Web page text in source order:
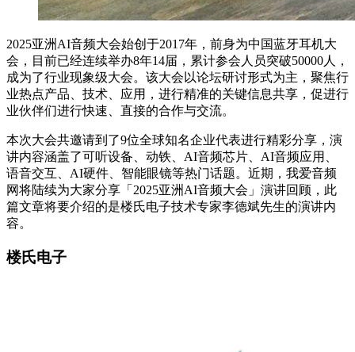
2025亚洲AI音频大会始创于2017年，前身为中国蓝牙耳机大
会，目前已经连续举办8年14届，累计参会人员突破50000人，
成为了行业现象级大会。该大会以论坛研讨形式为主，聚焦行
业热点产品、技术、应用，进行精准的关键信息共享，促进行
业伙伴们进行快速、直接的合作与交流。
本次大会共邀请到了9位全球知名企业代表进行精彩分享，演
讲内容涵盖了可听设备、动铁、AI音频芯片、AI音频应用、
语音交互、AI硬件、智能眼镜等热门话题。近期，我爱音频
网将陆续为大家分享「2025亚洲AI音频大会」演讲回顾，此
篇文章将要介绍的是楼氏电子技术专家李德斌先生的演讲内
容。
楼氏电子